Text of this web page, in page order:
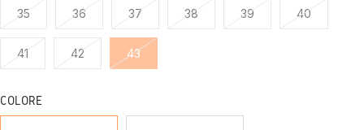
35 36 37 38 39 40
41 42 43
COLORE